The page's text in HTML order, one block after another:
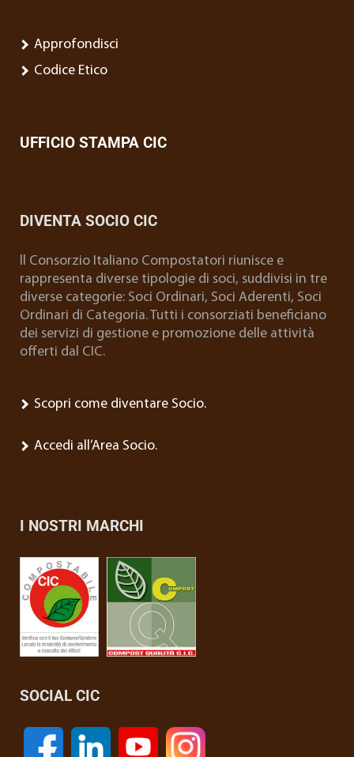
Approfondisci
Codice Etico
UFFICIO STAMPA CIC
DIVENTA SOCIO CIC
ll Consorzio Italiano Compostatori riunisce e
rappresenta diverse tipologie di soci, suddivisi in tre
diverse categorie: Soci Ordinari, Soci Aderenti, Soci
Ordinari di Categoria. Tutti i consorziati beneficiano
dei servizi di gestione e promozione delle attività
offerti dal CIC.
Scopri come diventare Socio.
Accedi all’Area Socio.
I NOSTRI MARCHI
SOCIAL CIC